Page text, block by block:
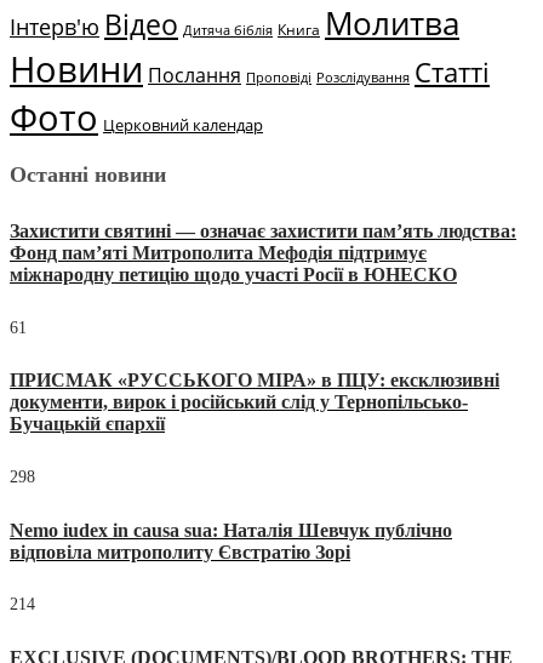
Інтерв'ю Відео Дитяча біблія Книга Молитва
Новини Послання Проповіді Розслідування Статті
Фото Церковний календар
Останні новини
Захистити святині — означає захистити пам’ять людства:
Фонд пам’яті Митрополита Мефодія підтримує
міжнародну петицію щодо участі Росії в ЮНЕСКО
61
ПРИСМАК «РУССЬКОГО МІРА» в ПЦУ: ексклюзивні
документи, вирок і російський слід у Тернопільсько-
Бучацькій єпархії
298
Nemo iudex in causa sua: Наталія Шевчук публічно
відповіла митрополиту Євстратію Зорі
214
EXCLUSIVE (DOCUMENTS)/BLOOD BROTHERS: THE